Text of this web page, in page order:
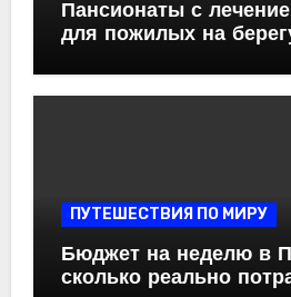
Пансионаты с
для пожилых на
ПУТЕШЕСТВИЯ ПО МИРУ
Бюджет на неделю в
сколько реально